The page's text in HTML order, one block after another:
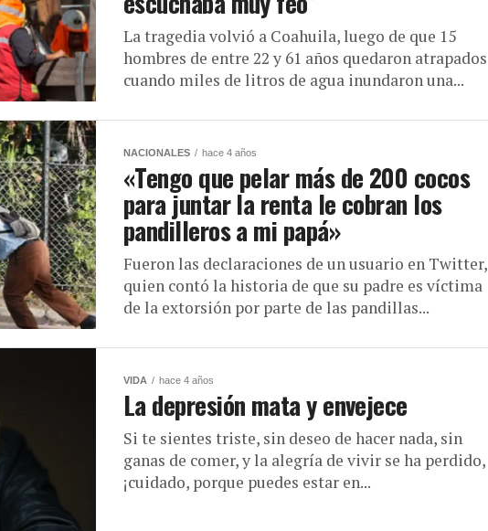
La tragedia volvió a Coahuila, luego de que 15
hombres de entre 22 y 61 años quedaron atrapados
cuando miles de litros de agua inundaron una...
NACIONALES hace 4 años
«Tengo que pelar más de 200 cocos
para juntar la renta le cobran los
pandilleros a mi papá»
Fueron las declaraciones de un usuario en Twitter,
quien contó la historia de que su padre es víctima
de la extorsión por parte de las pandillas...
VIDA hace 4 años
La depresión mata y envejece
Si te sientes triste, sin deseo de hacer nada, sin
ganas de comer, y la alegría de vivir se ha perdido,
¡cuidado, porque puedes estar en...